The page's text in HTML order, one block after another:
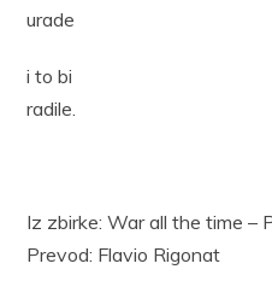
urade
i to bi
radile.
Iz zbirke: War all the time
Prevod: Flavio Rigonat